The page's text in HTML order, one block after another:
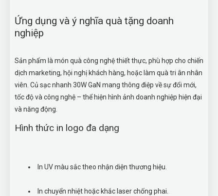
Ứng dụng và ý nghĩa quà tặng doanh
nghiệp
Sản phẩm là món quà công nghệ thiết thực, phù hợp cho chiến
dịch marketing, hội nghị khách hàng, hoặc làm quà tri ân nhân
viên. Củ sạc nhanh 30W GaN mang thông điệp về sự đổi mới,
tốc độ và công nghệ – thể hiện hình ảnh doanh nghiệp hiện đại
và năng động.
Hình thức in logo đa dạng
In UV màu sắc theo nhận diện thương hiệu.
In chuyển nhiệt hoặc khắc laser chống phai.